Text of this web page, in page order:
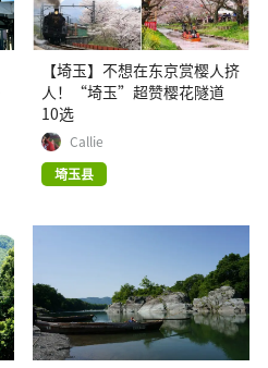
【埼玉】不想在东京赏樱人挤
人！“埼玉”超赞樱花隧道
10选
Callie
埼玉县